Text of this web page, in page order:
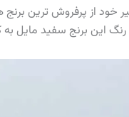
خود از پرفروش ترین